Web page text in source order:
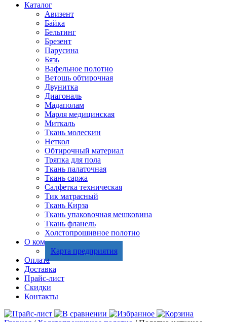
Каталог
Авизент
Байка
Бельтинг
Брезент
Парусина
Бязь
Вафельное полотно
Ветошь обтирочная
Двунитка
Диагональ
Мадаполам
Марля медицинская
Миткаль
Ткань молескин
Неткол
Обтирочный материал
Тряпка для пола
Ткань палаточная
Ткань саржа
Салфетка техническая
Тик матрасный
Ткань Кирза
Ткань упаковочная мешковина
Ткань фланель
Холстопрошивное полотно
О компании
Карта предприятия
Оплата
Доставка
Прайс-лист
Скидки
Контакты